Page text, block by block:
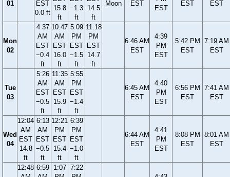
01
EST
0.0 ft
15.8
ft
−1.3
ft
14.5
ft
Moon
EST
EST
EST
EST
Mon
02
4:37
AM
EST
−0.4
ft
10:47
AM
EST
16.0
ft
5:09
PM
EST
−1.5
ft
11:18
PM
EST
14.7
ft
6:46 AM
EST
4:39
PM
EST
5:42 PM
EST
7:19 AM
EST
Tue
03
5:26
AM
EST
−0.5
ft
11:35
AM
EST
15.9
ft
5:55
PM
EST
−1.4
ft
6:45 AM
EST
4:40
PM
EST
6:56 PM
EST
7:41 AM
EST
Wed
04
12:04
AM
EST
14.8
ft
6:13
AM
EST
−0.5
ft
12:21
PM
EST
15.4
ft
6:39
PM
EST
−1.0
ft
6:44 AM
EST
4:41
PM
EST
8:08 PM
EST
8:01 AM
EST
12:48 6:59
1:07 7:22